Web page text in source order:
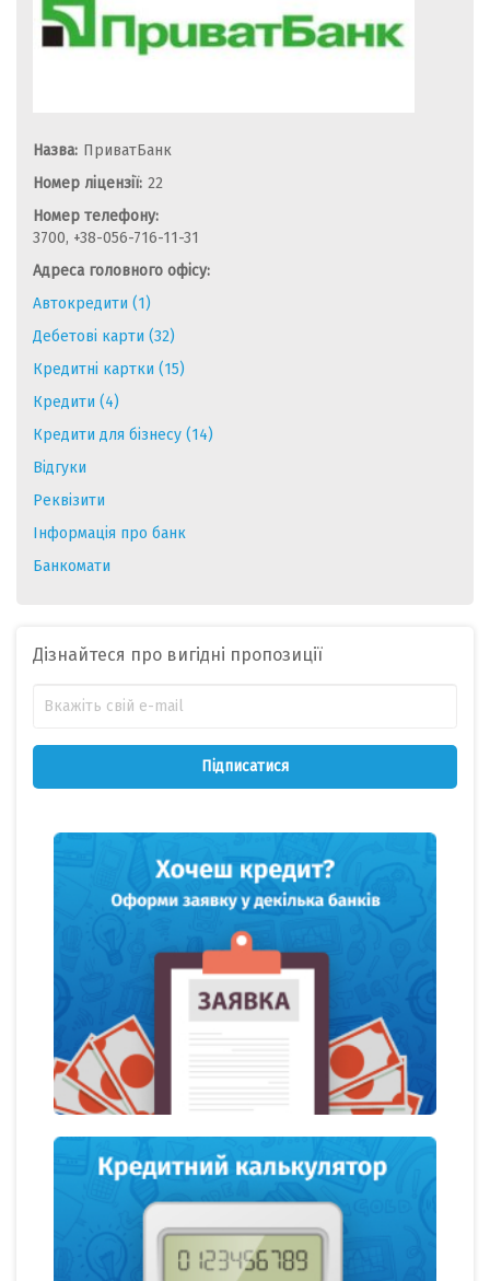
Назва: ПриватБанк
Номер ліцензії: 22
Номер телефону:
3700, +38-056-716-11-31
Адреса головного офісу:
Автокредити (1)
Дебетові карти (32)
Кредитні картки (15)
Кредити (4)
Кредити для бізнесу (14)
Відгуки
Реквізити
Інформація про банк
Банкомати
Дізнайтеся про вигідні пропозиції
Підписатися